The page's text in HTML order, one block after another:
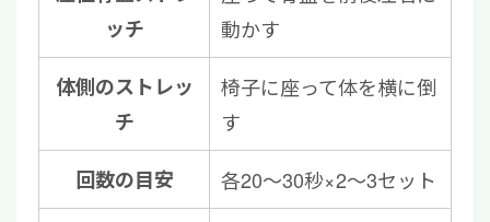
ッチ
動かす
体側のストレッ
チ
椅子に座って体を横に倒
す
回数の目安 各20〜30秒×2〜3セット